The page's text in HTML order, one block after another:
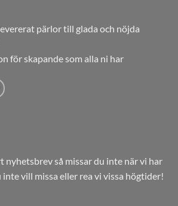
pärlor till glada och nöjda
för skapande som alla ni har
nyhetsbrev så missar du inte när vi har
vill missa eller rea vi vissa högtider!